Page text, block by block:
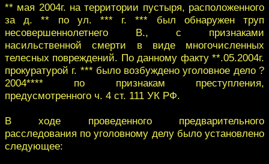
‎** мая 2004г. на территории пустыря, расположенного
за д. ** по ул. *** г. *** ‎был обнаружен труп
несовершеннолетнего В., с признаками
насильственной смерти ‎в виде многочисленных
телесных повреждений.‎ По данному факту **.05.2004г.
прокуратурой г. *** было возбуждено уголовное ‎дело ?
2004**** по признакам преступления,
предусмотренного ч. 4 ст. 111 УК РФ.‎
В ходе проведенного предварительного
расследования по уголовному делу было ‎установлено
следующее:‎